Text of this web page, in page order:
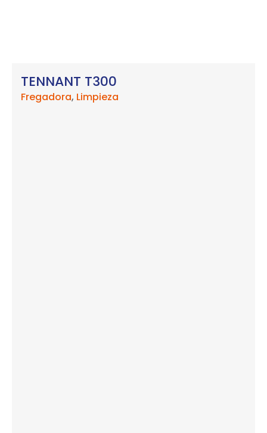
TENNANT T300
Fregadora, Limpieza